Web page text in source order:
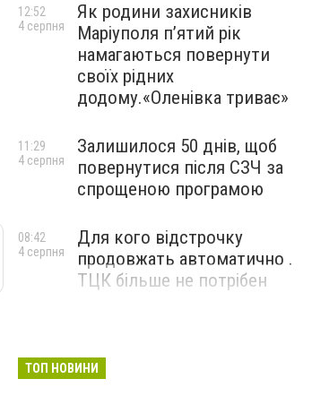
Як родини захисників
Маріуполя пʼятий рік
намагаються повернути
своїх рідних
додому.«Оленівка триває»
12:52
4 серпня
Залишилося 50 днів, щоб
повернутися після СЗЧ за
спрощеною програмою
11:29
4 серпня
Для кого відстрочку
продовжать автоматично .
ТЦК більше не потрібен
08:42
4 серпня
ТОП НОВИНИ